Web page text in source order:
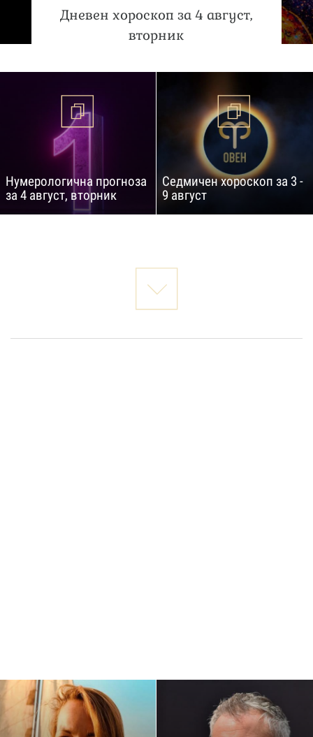
Дневен хороскоп за 4 август,
вторник
Нумерологична прогноза
за 4 август, вторник
Седмичен хороскоп за 3 -
9 август